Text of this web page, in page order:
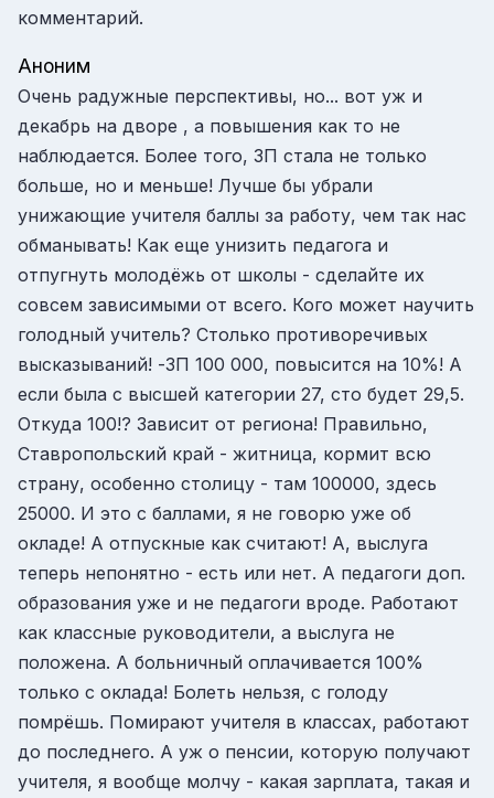
комментарий.
Аноним
Очень радужные перспективы, но... вот уж и
декабрь на дворе , а повышения как то не
наблюдается. Более того, ЗП стала не только
больше, но и меньше! Лучше бы убрали
унижающие учителя баллы за работу, чем так нас
обманывать! Как еще унизить педагога и
отпугнуть молодёжь от школы - сделайте их
совсем зависимыми от всего. Кого может научить
голодный учитель? Столько противоречивых
высказываний! -ЗП 100 000, повысится на 10%! А
если была с высшей категории 27, сто будет 29,5.
Откуда 100!? Зависит от региона! Правильно,
Ставропольский край - житница, кормит всю
страну, особенно столицу - там 100000, здесь
25000. И это с баллами, я не говорю уже об
окладе! А отпускные как считают! А, выслуга
теперь непонятно - есть или нет. А педагоги доп.
образования уже и не педагоги вроде. Работают
как классные руководители, а выслуга не
положена. А больничный оплачивается 100%
только с оклада! Болеть нельзя, с голоду
помрёшь. Помирают учителя в классах, работают
до последнего. А уж о пенсии, которую получают
учителя, я вообще молчу - какая зарплата, такая и